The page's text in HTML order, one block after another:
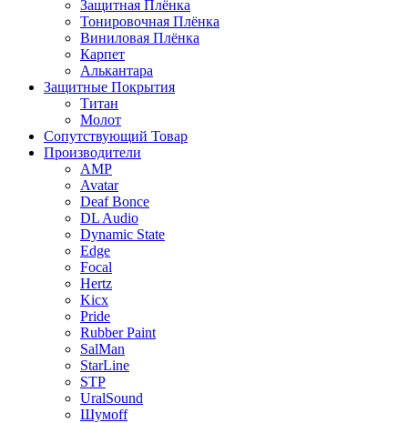
Защитная Плёнка
Тонировочная Плёнка
Виниловая Плёнка
Карпет
Алькантара
Защитные Покрытия
Титан
Молот
Сопутствующий Товар
Производители
AMP
Avatar
Deaf Bonce
DL Audio
Dynamic State
Edge
Focal
Hertz
Kicx
Pride
Rubber Paint
SalMan
StarLine
STP
UralSound
Шумoff